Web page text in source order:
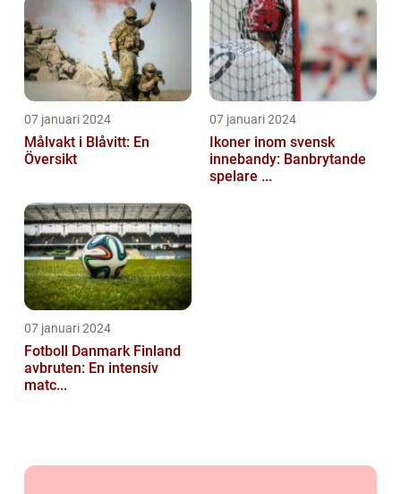
07 januari 2024
Målvakt i Blåvitt: En
Översikt
07 januari 2024
Ikoner inom svensk
innebandy: Banbrytande
spelare ...
07 januari 2024
Fotboll Danmark Finland
avbruten: En intensiv
matc...